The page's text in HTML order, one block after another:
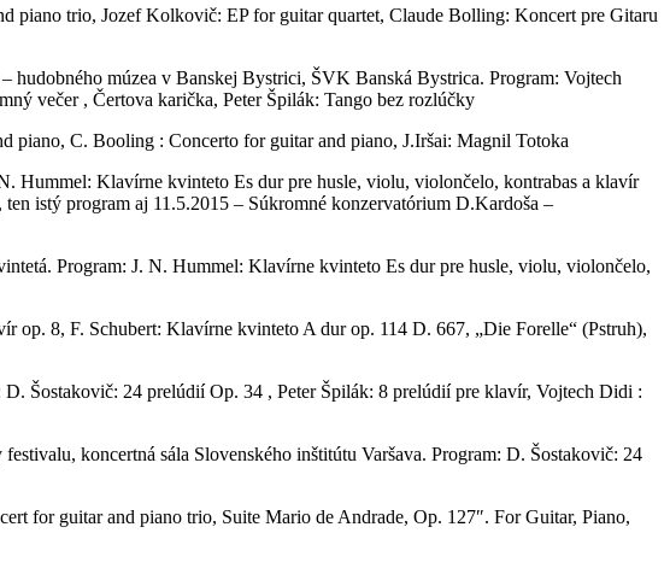
trio, Jozef Kolkovič: EP for guitar quartet, Claude Bolling: Koncert pre Gitaru
múzea v Banskej Bystrici, ŠVK Banská Bystrica. Program: Vojtech
večer , Čertova karička, Peter Špilák: Tango bez rozlúčky
C. Booling : Concerto for guitar and piano, J.Iršai: Magnil Totoka
Klavírne kvinteto Es dur pre husle, violu, violončelo, kontrabas a klavír
istý program aj 11.5.2015 – Súkromné konzervatórium D.Kardoša –
Program: J. N. Hummel: Klavírne kvinteto Es dur pre husle, violu, violončelo,
8, F. Schubert: Klavírne kvinteto A dur op. 114 D. 667, „Die Forelle“ (Pstruh),
Šostakovič: 24 prelúdií Op. 34 , Peter Špilák: 8 prelúdií pre klavír, Vojtech Didi :
koncertná sála Slovenského inštitútu Varšava. Program: D. Šostakovič: 24
for guitar and piano trio, Suite Mario de Andrade, Op. 127″. For Guitar, Piano,